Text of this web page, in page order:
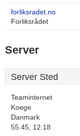
forliksradet.no
Forliksrådet
Server
Server Sted
Teaminternet
Koege
Danmark
55.45, 12.18